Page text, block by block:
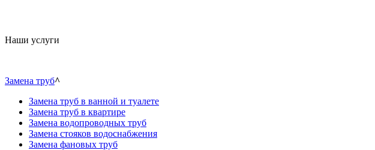
Наши услуги
Замена труб^
Замена труб в ванной и туалете
Замена труб в квартире
Замена водопроводных труб
Замена стояков водоснабжения
Замена фановых труб